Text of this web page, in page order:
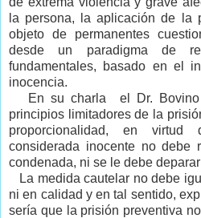
la persona, la aplicación de la
objeto de permanentes
desde un paradigma de
fundamentales, basado en el
inocencia.
En su charla el Dr.
principios limitadores de la
proporcionalidad, en virtud
considerada inocente no debe
condenada, ni se le debe
La medida cautelar no debe
ni en calidad y en tal sentido,
sería que la prisión preventiva